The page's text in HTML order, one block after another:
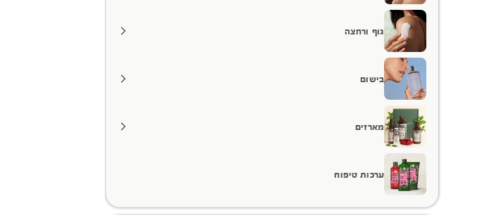
גוף ורחצה
בישום
מארזים
ערכות טיפוח